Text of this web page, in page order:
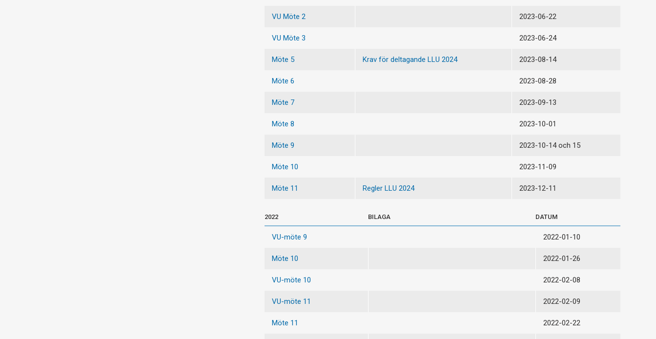
VU Möte 2 2023-06-22
VU Möte 3 2023-06-24
Möte 5 Krav för deltagande LLU 2024 2023-08-14
Möte 6 2023-08-28
Möte 7 2023-09-13
Möte 8 2023-10-01
Möte 9 2023-10-14 och 15
Möte 10 2023-11-09
Möte 11 Regler LLU 2024 2023-12-11
2022 BILAGA DATUM
VU-möte 9 2022-01-10
Möte 10 2022-01-26
VU-möte 10 2022-02-08
VU-möte 11 2022-02-09
Möte 11 2022-02-22